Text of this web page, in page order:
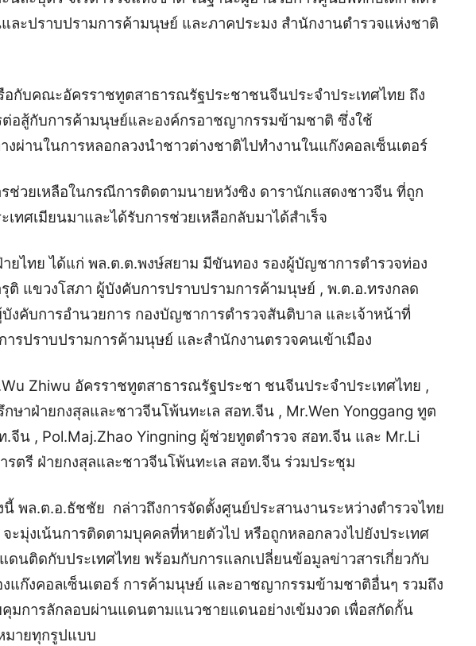
ละปราบปรามการค้ามนุษย์ และภาคประมง สำนักงานตำรวจแห่งชาติ
อกับคณะอัครราชทูตสาธารณรัฐประชาชนจีนประจำประเทศไทย ถึง
ต่อสู้กับการค้ามนุษย์และองค์กรอาชญากรรมข้ามชาติ ซึ่งใช้
งผ่านในการหลอกลวงนำชาวต่างชาติไปทำงานในแก๊งคอลเซ็นเตอร์
ช่วยเหลือในกรณีการติดตามนายหวังซิง ดารานักแสดงชาวจีน ที่ถูก
เทศเมียนมาและได้รับการช่วยเหลือกลับมาได้สำเร็จ
ยไทย ได้แก่ พล.ต.ต.พงษ์สยาม มีขันทอง รองผู้บัญชาการตำรวจท่อง
ติ แขวงโสภา ผู้บังคับการปราบปรามการค้ามนุษย์ , พ.ต.อ.ทรงกลด
บังคับการอำนวยการ กองบัญชาการตำรวจสันติบาล และเจ้าหน้าที่
ารปราบปรามการค้ามนุษย์ และสำนักงานตรวจคนเข้าเมือง
Zhiwu อัครราชทูตสาธารณรัฐประชา ชนจีนประจำประเทศไทย ,
ษาฝ่ายกงสุลและชาวจีนโพ้นทะเล สอท.จีน , Mr.Wen Yonggang ทูต
.จีน , Pol.Maj.Zhao Yingning ผู้ช่วยทูตตำรวจ สอท.จีน และ Mr.Li
รตรี ฝ่ายกงสุลและชาวจีนโพ้นทะเล สอท.จีน ร่วมประชุม
พล.ต.อ.ธัชชัย กล่าวถึงการจัดตั้งศูนย์ประสานงานระหว่างตำรวจไทย
ะมุ่งเน้นการติดตามบุคคลที่หายตัวไป หรือถูกหลอกลวงไปยังประเทศ
ดนติดกับประเทศไทย พร้อมกับการแลกเปลี่ยนข้อมูลข่าวสารเกี่ยวกับ
แก๊งคอลเซ็นเตอร์ การค้ามนุษย์ และอาชญากรรมข้ามชาติอื่นๆ รวมถึง
คุมการลักลอบผ่านแดนตามแนวชายแดนอย่างเข้มงวด เพื่อสกัดกั้น
มายทุกรูปแบบ